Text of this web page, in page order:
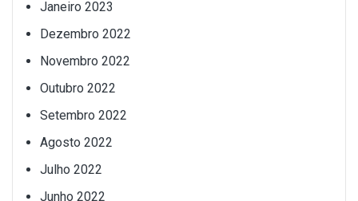
Janeiro 2023
Dezembro 2022
Novembro 2022
Outubro 2022
Setembro 2022
Agosto 2022
Julho 2022
Junho 2022